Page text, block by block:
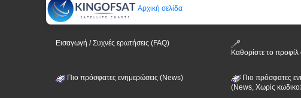
Αρχική σελίδα
Εισαγωγή / Συχνές ερωτήσεις (FAQ)
Καθορίστε το προφίλ
Πιο πρόσφατες ενημερώσεις (News)
Πιο πρόσφατες
(News, Χωρίς